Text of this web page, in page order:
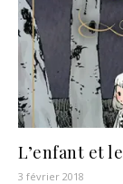
L’enfant et
3 février 2018